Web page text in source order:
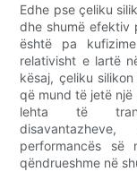
Edhe pse çeliku
dhe shumë efektiv
është pa
relativisht e lartë
kësaj, çeliku
që mund të jetë
lehta të
performancës
qëndrueshme në